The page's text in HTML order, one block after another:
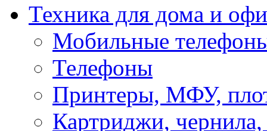
Техника для дома и
Мобильные
Телефоны
Принтеры, МФУ,
Картриджи,